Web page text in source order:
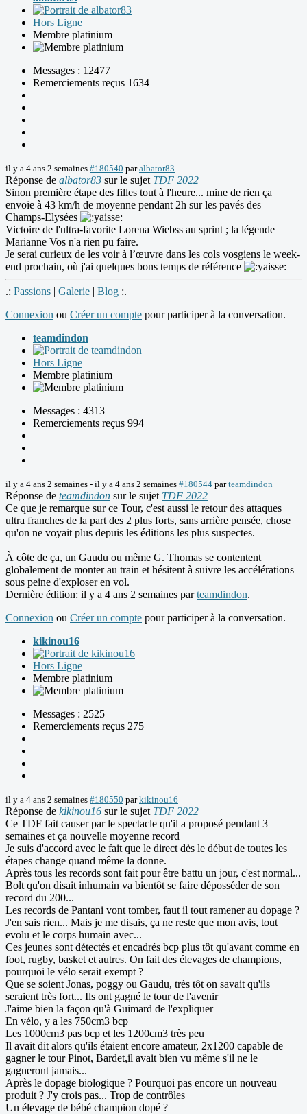
Hors Ligne
Membre platinium
Messages : 12477
Remerciements reçus 1634
il y a 4 ans 2 semaines #180540 paralbator83
Réponse de albator83 sur le sujet TDF 2022
Sinon première étape des filles tout à l'heure... mine de rien ça
envoie à 43 km/h de moyenne pendant 2h sur les pavés des
Champs-Elysées
Victoire de l'ultra-favorite Lorena Wiebss au sprint ; la légende
Marianne Vos n'a rien pu faire.
Je serai curieux de les voir à l’œuvre dans les cols vosgiens le week-
end prochain, où j'ai quelques bons temps de référence
.: Passions | Galerie | Blog :.
Connexion ou Créer un compte pour participer à la conversation.
teamdindon
Hors Ligne
Membre platinium
Messages : 4313
Remerciements reçus 994
il y a 4 ans 2 semaines - il y a 4 ans 2 semaines #180544 parteamdindon
Réponse de teamdindon sur le sujet TDF 2022
Ce que je remarque sur ce Tour, c'est aussi le retour des attaques
ultra franches de la part des 2 plus forts, sans arrière pensée, chose
qu'on ne voyait plus depuis les éditions les plus suspectes.
À côte de ça, un Gaudu ou même G. Thomas se contentent
globalement de monter au train et hésitent à suivre les accélérations
sous peine d'exploser en vol.
Dernière édition: il y a 4 ans 2 semaines parteamdindon.
Connexion ou Créer un compte pour participer à la conversation.
kikinou16
Hors Ligne
Membre platinium
Messages : 2525
Remerciements reçus 275
il y a 4 ans 2 semaines #180550 parkikinou16
Réponse de kikinou16 sur le sujet TDF 2022
Ce TDF fait causer par le spectacle qu'il a proposé pendant 3
semaines et ça nouvelle moyenne record
Je suis d'accord avec le fait que le direct dès le début de toutes les
étapes change quand même la donne.
Après tous les records sont fait pour être battu un jour, c'est normal...
Bolt qu'on disait inhumain va bientôt se faire déposséder de son
record du 200...
Les records de Pantani vont tomber, faut il tout ramener au dopage ?
J'en sais rien... Mais je me disais, ça ne reste que mon avis, tout
evolu et le corps humain avec...
Ces jeunes sont détectés et encadrés bcp plus tôt qu'avant comme en
foot, rugby, basket et autres. On fait des élevages de champions,
pourquoi le vélo serait exempt ?
Que se soient Jonas, poggy ou Gaudu, très tôt on savait qu'ils
seraient très fort... Ils ont gagné le tour de l'avenir
J'aime bien la façon qu'à Guimard de l'expliquer
En vélo, y a les 750cm3 bcp
Les 1000cm3 pas bcp et les 1200cm3 très peu
Il avait dit alors qu'ils étaient encore amateur, 2x1200 capable de
gagner le tour Pinot, Bardet,il avait bien vu même s'il ne le
gagneront jamais...
Après le dopage biologique ? Pourquoi pas encore un nouveau
produit ? J'y crois pas... Trop de contrôles
Un élevage de bébé champion dopé ?